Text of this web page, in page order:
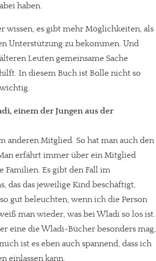
haben.
wissen, es gibt mehr Möglichkeiten, als
Unterstützung zu bekommen. Und
Leuten gemeinsame Sache
In diesem Buch ist Bolle nicht so
einem der Jungen aus der
anderen Mitglied. So hat man auch den
erfährt immer über ein Mitglied
Familien. Es gibt den Fall im
das das jeweilige Kind beschäftigt,
gut beleuchten, wenn ich die Person
man wieder, was bei Wladi so los ist.
eine die Wladi-Bücher besonders mag,
ist es eben auch spannend, dass ich
einlassen kann.